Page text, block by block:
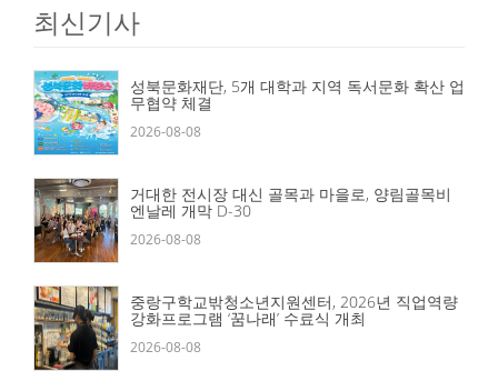
최신기사
성북문화재단, 5개 대학과 지역 독서문화 확산 업
무협약 체결
2026-08-08
거대한 전시장 대신 골목과 마을로, 양림골목비
엔날레 개막 D-30
2026-08-08
중랑구학교밖청소년지원센터, 2026년 직업역량
강화프로그램 ‘꿈나래’ 수료식 개최
2026-08-08